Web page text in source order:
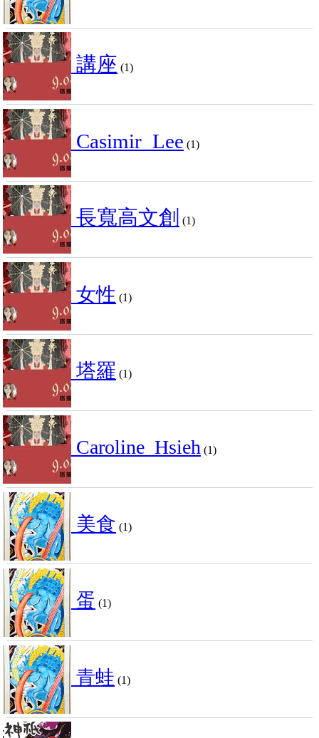
講座 (1)
Casimir_Lee (1)
長寬高文創 (1)
女性 (1)
塔羅 (1)
Caroline_Hsieh (1)
美食 (1)
蛋 (1)
青蛙 (1)